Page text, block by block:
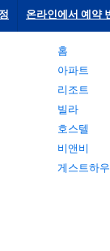
온라인에서 예약
홈
아파트
리조트
빌라
호스텔
비앤비
게스트하